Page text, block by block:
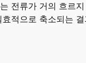
전류가 거의 흐르
적으로 축소되는 결